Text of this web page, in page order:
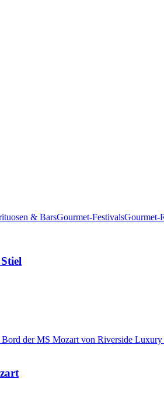
& BarsGourmet-FestivalsGourmet-